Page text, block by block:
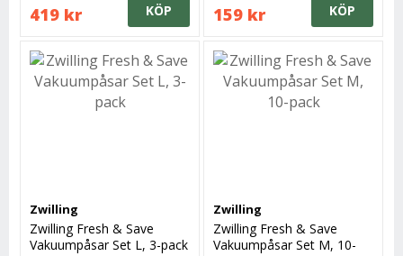
419 kr KÖP 159 kr KÖP
Zwilling
Zwilling Fresh & Save
Vakuumpåsar Set L, 3-pack
Zwilling
Zwilling Fresh & Save
Vakuumpåsar Set M, 10-